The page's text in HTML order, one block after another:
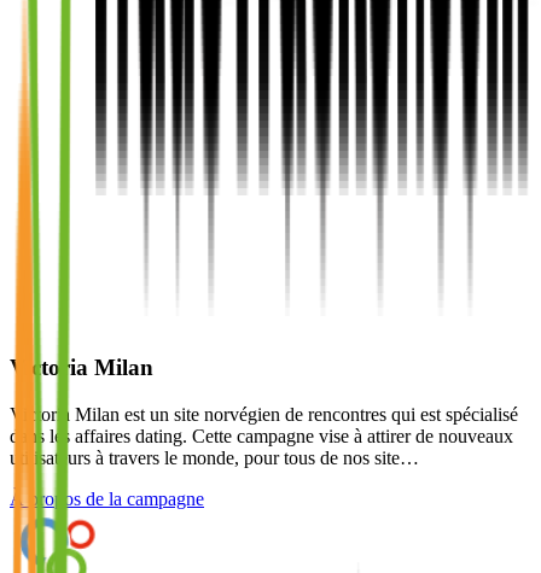
Victoria Milan
Victoria Milan est un site norvégien de rencontres qui est spécialisé
dans les affaires dating. Cette campagne vise à attirer de nouveaux
utilisateurs à travers le monde, pour tous de nos site…
À propos de la campagne